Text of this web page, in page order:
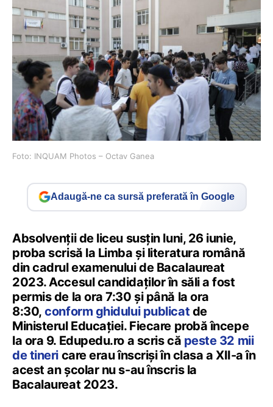
Foto: INQUAM Photos – Octav Ganea
Adaugă-ne ca sursă preferată în Google
Absolvenții de liceu susțin luni, 26 iunie,
proba scrisă la Limba și literatura română
din cadrul examenului de Bacalaureat
2023. Accesul candidaților în săli a fost
permis de la ora 7:30 și până la ora
8:30,conform ghidului publicat de
Ministerul Educației. Fiecare probă începe
la ora 9. Edupedu.ro a scris că peste 32 mii
de tinericare erau înscriși în clasa a XII-a în
acest an școlar nu s-au înscris la
Bacalaureat 2023.